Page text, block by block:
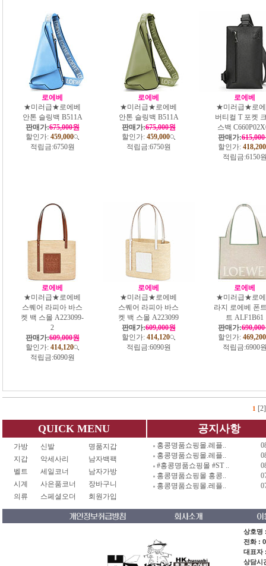
로에베
★미러급★로에베
안톤 슬링백 B511A
판매가:675,000원
할인가: 459,000
적립금:6750원
로에베
★미러급★로에베
안톤 슬링백 B511A
판매가:675,000원
할인가: 459,000
적립금:6750원
로에베
★미러급★로
버티컬 T 포켓
스백
판매가:
할인가: 418,200
적립금:6150
로에베
★미러급★로에베
스퀘어 라피아 바스
켓 백 스몰 A223099-
2
판매가:609,000원
할인가: 414,120
적립금:6090원
로에베
★미러급★로에베
스퀘어 라피아 바스
켓 백 스몰 A223099
판매가:609,000원
할인가: 414,120
적립금:6090원
로에베
★미러급★로
라지 로에베 폰
트 ALF1B61
판매가:
할인가: 469,200
적립금:6900
1 [2]
QUICK MENU
가방 신발
명품지갑
지갑
악세사리
남자백팩
벨트
세일코너
남자가방
시계
사은품코너
장바구니
의류
스페셜오더 회원가입
공지사항
홍콩명품쇼핑몰.레플..
홍콩명품쇼핑몰.레플..
#홍콩명품쇼핑몰 #ST ..
홍콩명품쇼핑몰 홍콩..
홍콩명품쇼핑몰.레플..
상호명
전화 :
대표자
상담시